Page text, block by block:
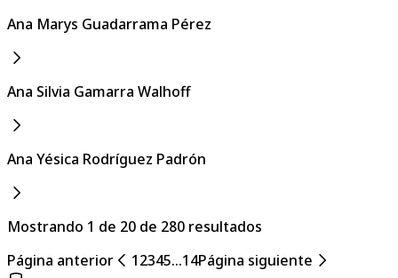
Ana Marys Guadarrama Pérez
Ana Silvia Gamarra Walhoff
Ana Yésica Rodríguez Padrón
Mostrando 1 de 20 de 280 resultados
Página anterior
12345...14Página siguiente